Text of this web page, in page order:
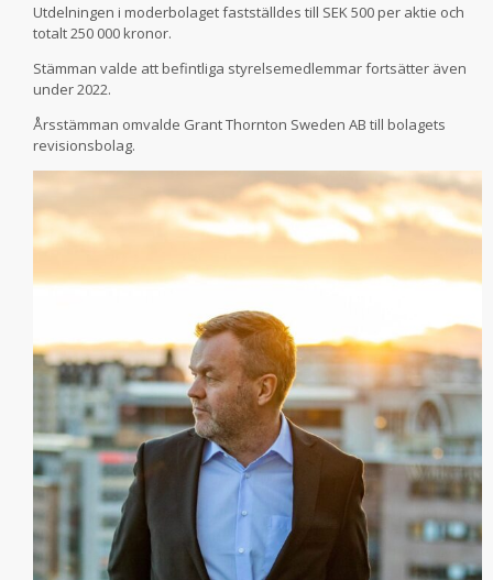
Utdelningen i moderbolaget fastställdes till SEK 500 per aktie och
totalt 250 000 kronor.
Stämman valde att befintliga styrelsemedlemmar fortsätter även
under 2022.
Årsstämman omvalde Grant Thornton Sweden AB till bolagets
revisionsbolag.